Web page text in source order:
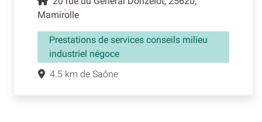
Mamirolle
Prestations de services conseils milieu
industriel négoce
4.5 km de Saône